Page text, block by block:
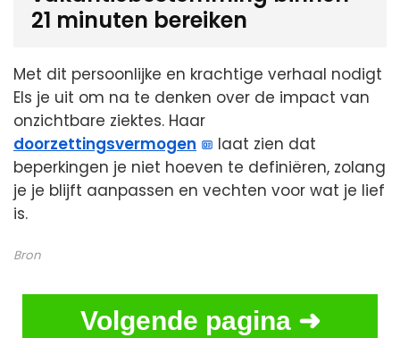
21 minuten bereiken
Met dit persoonlijke en krachtige verhaal nodigt
Els je uit om na te denken over de impact van
onzichtbare ziektes. Haar
doorzettingsvermogen
laat zien dat
beperkingen je niet hoeven te definiëren, zolang
je je blijft aanpassen en vechten voor wat je lief
is.
Bron
Volgende pagina ➜